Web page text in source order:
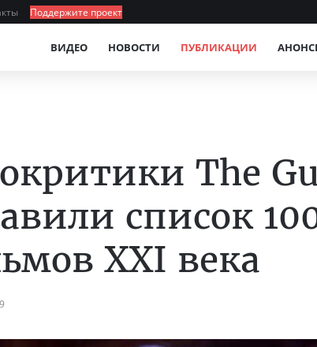
Поддержите проект
ВИДЕО НОВОСТИ ПУБЛИКАЦИИ
The
список
XXI века